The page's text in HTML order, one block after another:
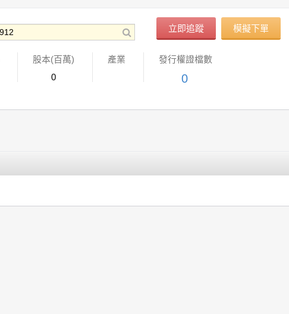
立即追蹤 模擬下單
股本(百萬)
0
產業 發行權證檔數
0